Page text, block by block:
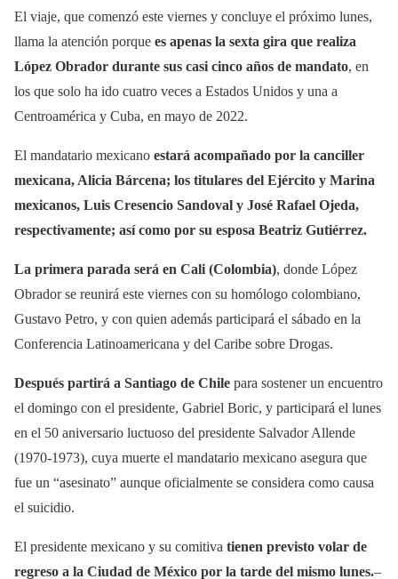
El viaje, que comenzó este viernes y concluye el próximo lunes,
llama la atención porque es apenas la sexta gira que realiza
López Obrador durante sus casi cinco años de mandato, en
los que solo ha ido cuatro veces a Estados Unidos y una a
Centroamérica y Cuba, en mayo de 2022.
El mandatario mexicano estará acompañado por la canciller
mexicana, Alicia Bárcena; los titulares del Ejército y Marina
mexicanos, Luis Cresencio Sandoval y José Rafael Ojeda,
respectivamente; así como por su esposa Beatriz Gutiérrez.
La primera parada será en Cali (Colombia), donde López
Obrador se reunirá este viernes con su homólogo colombiano,
Gustavo Petro, y con quien además participará el sábado en la
Conferencia Latinoamericana y del Caribe sobre Drogas.
Después partirá a Santiago de Chile para sostener un encuentro
el domingo con el presidente, Gabriel Boric, y participará el lunes
en el 50 aniversario luctuoso del presidente Salvador Allende
(1970-1973), cuya muerte el mandatario mexicano asegura que
fue un “asesinato” aunque oficialmente se considera como causa
el suicidio.
El presidente mexicano y su comitiva tienen previsto volar de
regreso a la Ciudad de México por la tarde del mismo lunes.–